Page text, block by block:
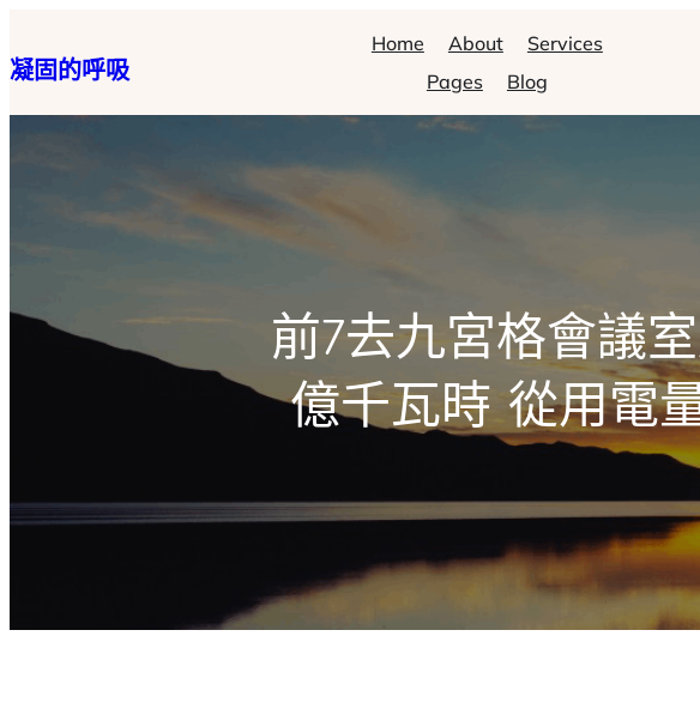
至
主
凝固的呼吸
Home About
Services
Pages
Blog
前7去九宮格會議
億千瓦時 從用電